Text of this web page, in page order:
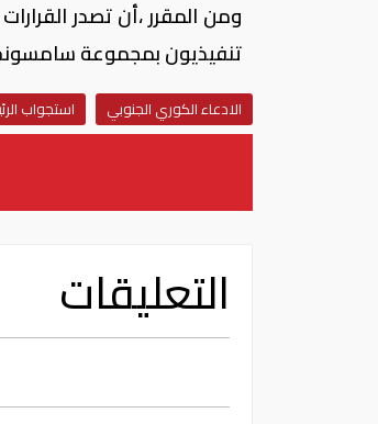
ومن المقرر ،أن تصدر
تنفيذيون بمجموعة سامسونج
الادعاء الكوري الجنوبي استجواب
التعليقات